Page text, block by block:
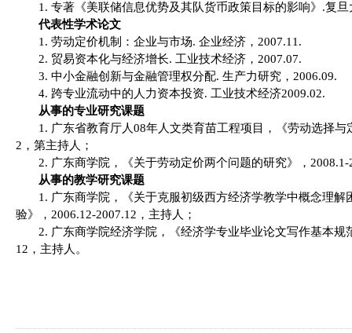
1.专著《美联储信息优势及其队货币政策目标的影响》 .复旦
代表性学术论文
1.劳动定价机制：企业与市场.企业经济， 2007.11.
2. 贸易资本化与经济增长. 工业技术经济， 2007.07.
3.中小金融创新与金融管理权分配.生产力研究， 2006.09.
4. 跨专业流动中的人力资本投资. 工业技术经济2009.02.
从事的专业研究课题
1. 广东省教育厅人08年人文类育苗工程项目，《劳动选择与
2 ，第主持人；
2. 广东商学院，《关于劳动定价两个问题的研究》， 2008.1-
从事的教学研究课题
1. 广东商学院，《关于克服初级西方经济学教学中概念理解
验》， 2006.12-2007.12 ，主持人；
2. 广东商学院经济学院，《经济学专业毕业论文写作基本规
12 ，主持人。